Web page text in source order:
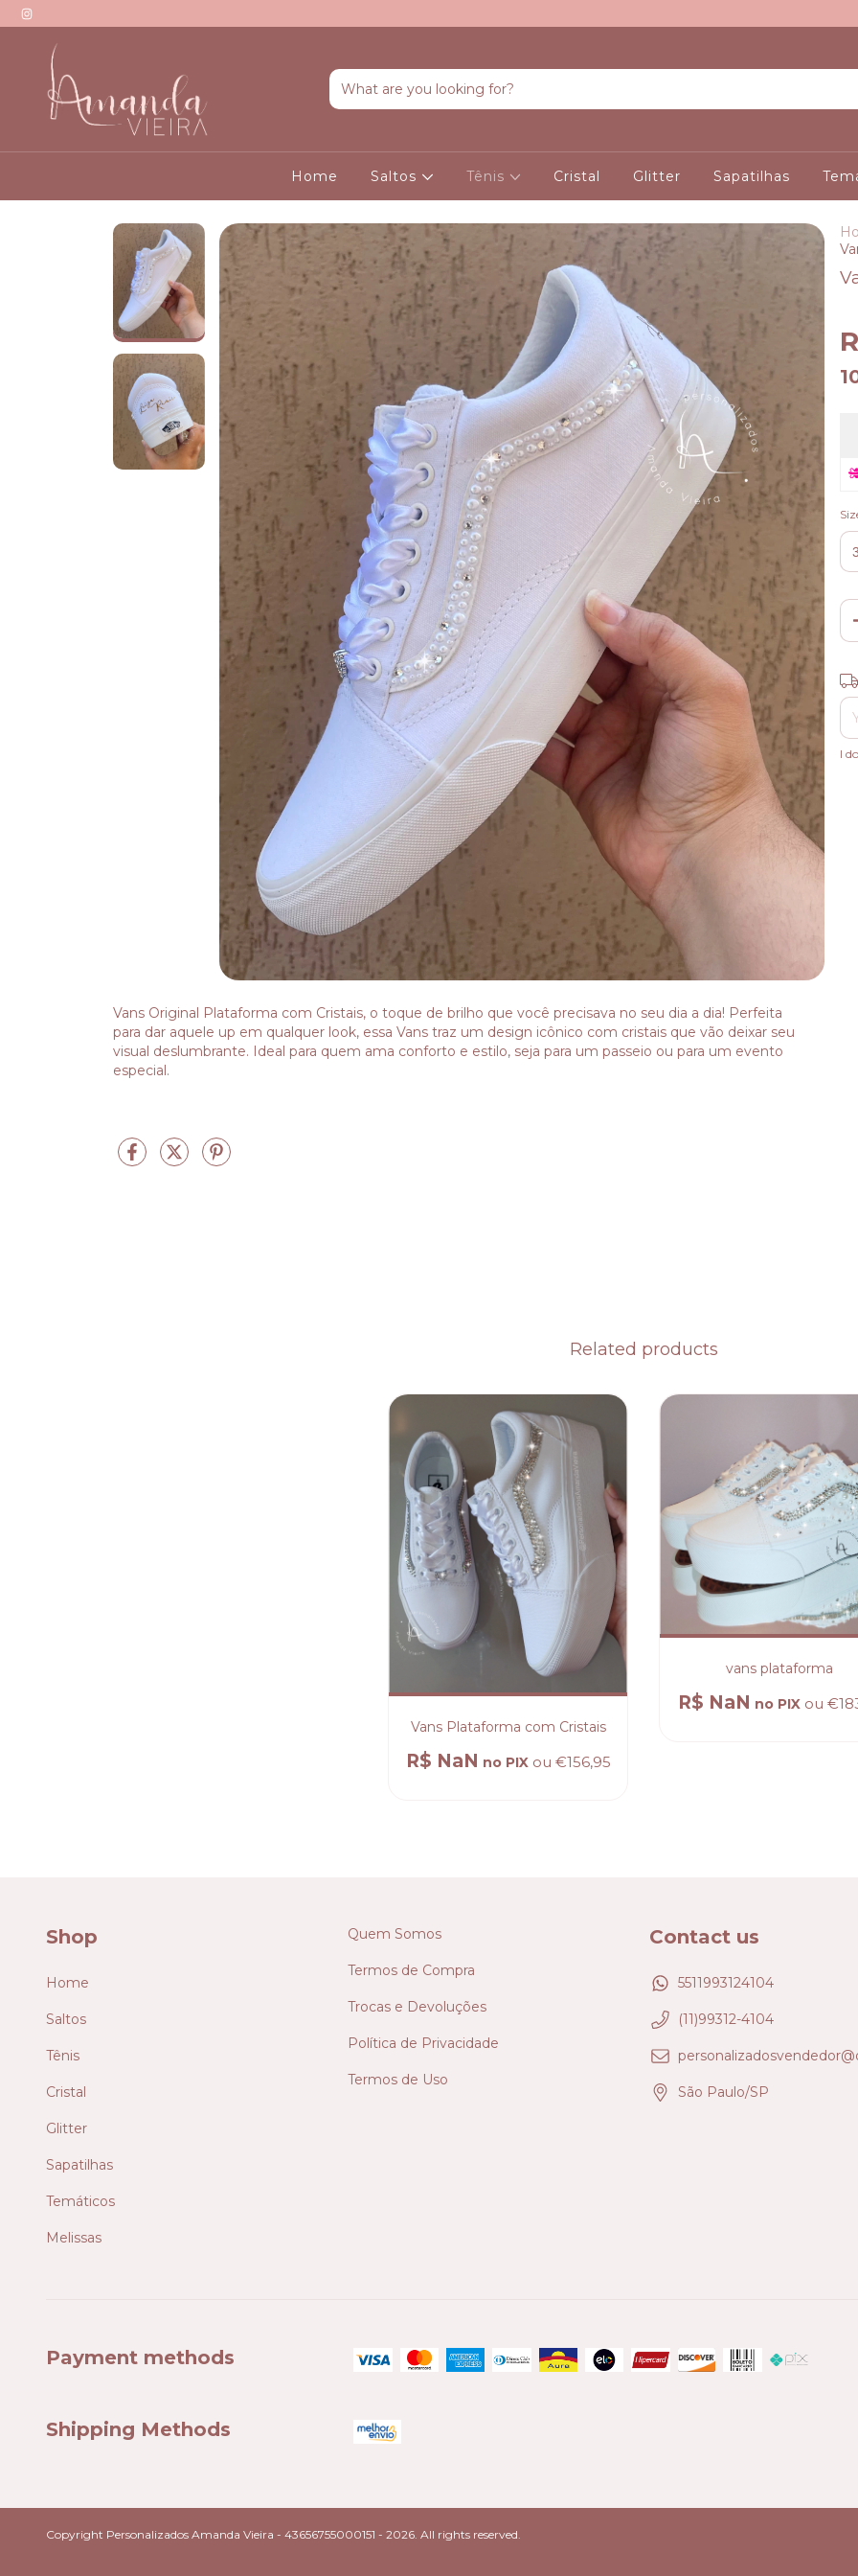
Home Saltos Tênis Cristal Glitter Sapatilhas
Vans Original Plataforma com Cristais, o toque de brilho que você precisava no seu dia a dia! Perfeita
para dar aquele up em qualquer look, essa Vans traz um design icônico com cristais que vão deixar seu
visual deslumbrante. Ideal para quem ama conforto e estilo, seja para um passeio ou para um evento
especial.
I
Related products
Vans Plataforma com Cristais
R$ NaN no PIX ou €156,95
vans plataforma
R$ NaN no PIX ou
Shop
Home
Saltos
Tênis
Cristal
Glitter
Sapatilhas
Temáticos
Melissas
Quem Somos
Termos de Compra
Trocas e Devoluções
Política de Privacidade
Termos de Uso
Contact us
5511993124104
(11)99312-4104
São Paulo/SP
Payment methods
Shipping Methods
Copyright Personalizados Amanda Vieira - 43656755000151 - 2026. All rights reserved.